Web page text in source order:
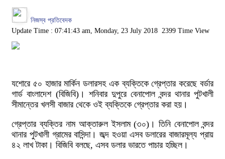
নিজস্ব প্রতিবেদক
Update Time : 07:41:43 am, Monday, 23 July 2018 2399 Time View
যশোরে ৫০ হাজার মার্কিন ডলারসহ এক ব্যক্তিকে গ্রেপ্তার করেছে বর্ডার
গার্ড বাংলাদেশ (বিজিবি)। শনিবার দুপুরে বেনাপোল বন্দর থানার পুটখালী
সীমান্তের খলসী বাজার থেকে ওই ব্যক্তিকে গ্রেপ্তার করা হয়।
গ্রেপ্তার ব্যক্তির নাম আক্তারুল ইসলাম (৩০)। তিনি বেনাপোল বন্দর
থানার পুটখালী গ্রামের বাসিন্দা। জব্দ হওয়া এসব ডলারের বাজারমূল্য প্রায়
৪২ লাখ টাকা। বিজিবি বলছে, এসব ডলার ভারতে পাচার হচ্ছিল।